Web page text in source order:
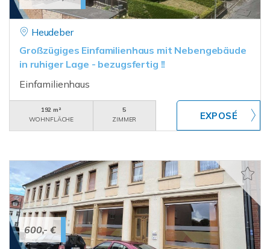
Heudeber
Großzügiges Einfamilienhaus mit Nebengebäude
in ruhiger Lage - bezugsfertig !!
Einfamilienhaus
192 m²
WOHNFLÄCHE
5
ZIMMER
600,- €